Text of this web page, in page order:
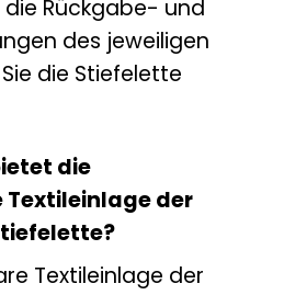
Rückgabe- und
des jeweiligen
die Stiefelette
die
der
Textileinlage der